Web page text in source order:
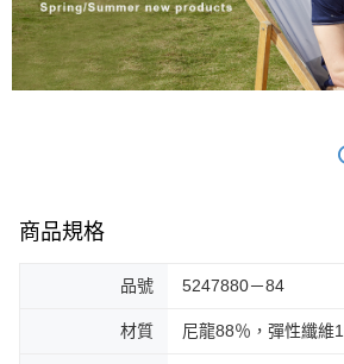
商品規格
品號 5247880－84
材質 尼龍88％，彈性纖維